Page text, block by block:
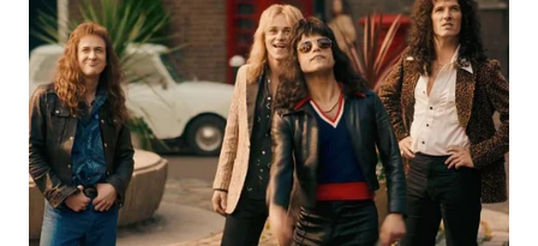
SUMEDANG
WN
CIANJUR
WN
KEPULAUAN
SERIBU